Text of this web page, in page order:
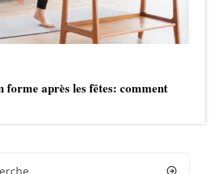
forme après les fêtes: comment